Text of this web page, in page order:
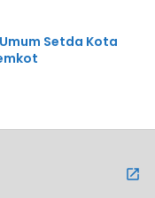
Setda Kota